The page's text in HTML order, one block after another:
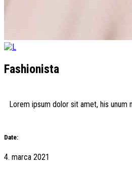
Fashionista
Lorem ipsum dolor sit amet, his
Date:
4. marca 2021